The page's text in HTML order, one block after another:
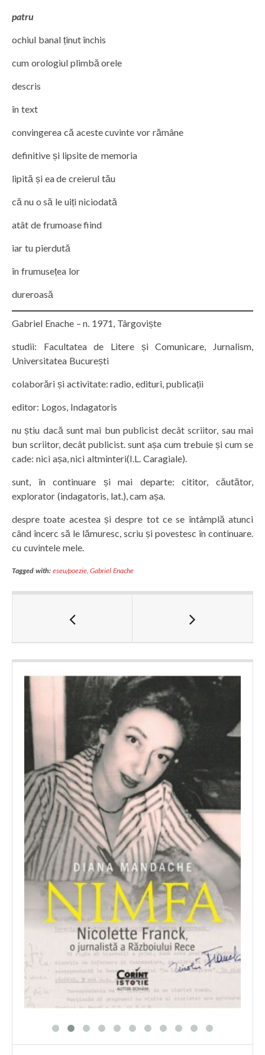
patru
ochiul banal ținut închis
cum orologiul plimbă orele
descris
în text
convingerea că aceste cuvinte vor rămâne
definitive și lipsite de memoria
lipită și ea de creierul tău
că nu o să le uiți niciodată
atât de frumoase fiind
iar tu pierdută
în frumusețea lor
dureroasă
Gabriel Enache – n. 1971, Târgoviște
studii: Facultatea de Litere și Comunicare, Jurnalism,
Universitatea București
colaborări și activitate: radio, edituri, publicații
editor: Logos, Indagatoris
nu știu dacă sunt mai bun publicist decât scriitor, sau mai
bun scriitor, decât publicist. sunt așa cum trebuie și cum se
cade: nici așa, nici altminteri(I.L. Caragiale).
sunt, în continuare și mai departe: cititor, căutător,
explorator (indagatoris, lat.), cam așa.
despre toate acestea și despre tot ce se întâmplă atunci
când încerc să le lămuresc, scriu și povestesc în continuare.
cu cuvintele mele.
Tagged with: eseu/poezie,Gabriel Enache